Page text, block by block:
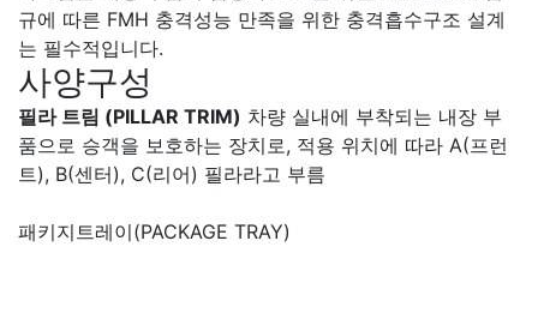
규에 따른 FMH 충격성능 만족을 위한 충격흡수구조 설계
는 필수적입니다.
사양구성
필라 트림 (PILLAR TRIM) 차량 실내에 부착되는 내장 부
품으로 승객을 보호하는 장치로, 적용 위치에 따라 A(프런
트), B(센터), C(리어) 필라라고 부름
패키지트레이(PACKAGE TRAY)